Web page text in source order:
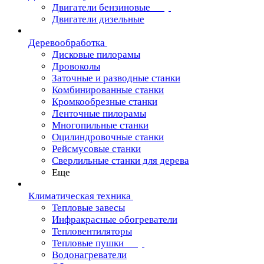
Двигатели бензиновые
Двигатели дизельные
Деревообработка
Дисковые пилорамы
Дровоколы
Заточные и разводные станки
Комбинированные станки
Кромкообрезные станки
Ленточные пилорамы
Многопильные станки
Оцилиндровочные станки
Рейсмусовые станки
Сверлильные станки для дерева
Еще
Климатическая техника
Тепловые завесы
Инфракрасные обогреватели
Тепловентиляторы
Тепловые пушки
Водонагреватели